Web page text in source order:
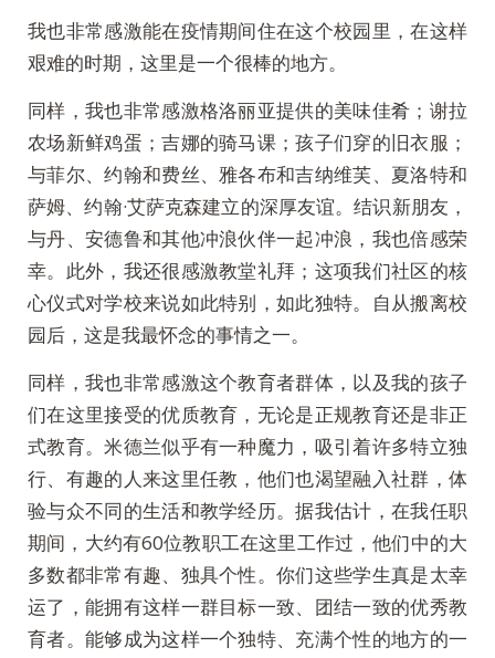
我也非常感激能在疫情期间住在这个校园里，在这样
艰难的时期，这里是一个很棒的地方。
同样，我也非常感激格洛丽亚提供的美味佳肴；谢拉
农场新鲜鸡蛋；吉娜的骑马课；孩子们穿的旧衣服；
与菲尔、约翰和费丝、雅各布和吉纳维芙、夏洛特和
萨姆、约翰·艾萨克森建立的深厚友谊。结识新朋友，
与丹、安德鲁和其他冲浪伙伴一起冲浪，我也倍感荣
幸。此外，我还很感激教堂礼拜；这项我们社区的核
心仪式对学校来说如此特别，如此独特。自从搬离校
园后，这是我最怀念的事情之一。
同样，我也非常感激这个教育者群体，以及我的孩子
们在这里接受的优质教育，无论是正规教育还是非正
式教育。米德兰似乎有一种魔力，吸引着许多特立独
行、有趣的人来这里任教，他们也渴望融入社群，体
验与众不同的生活和教学经历。据我估计，在我任职
期间，大约有60位教职工在这里工作过，他们中的大
多数都非常有趣、独具个性。你们这些学生真是太幸
运了，能拥有这样一群目标一致、团结一致的优秀教
育者。能够成为这样一个独特、充满个性的地方的一